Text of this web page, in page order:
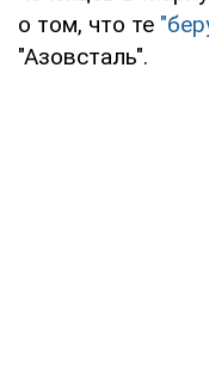
о том, что те
"Азовсталь".